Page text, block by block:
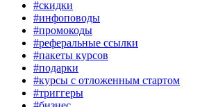
#скидки
#инфоповоды
#промокоды
#реферальные ссылки
#пакеты курсов
#подарки
#курсы с отложенным стартом
#триггеры